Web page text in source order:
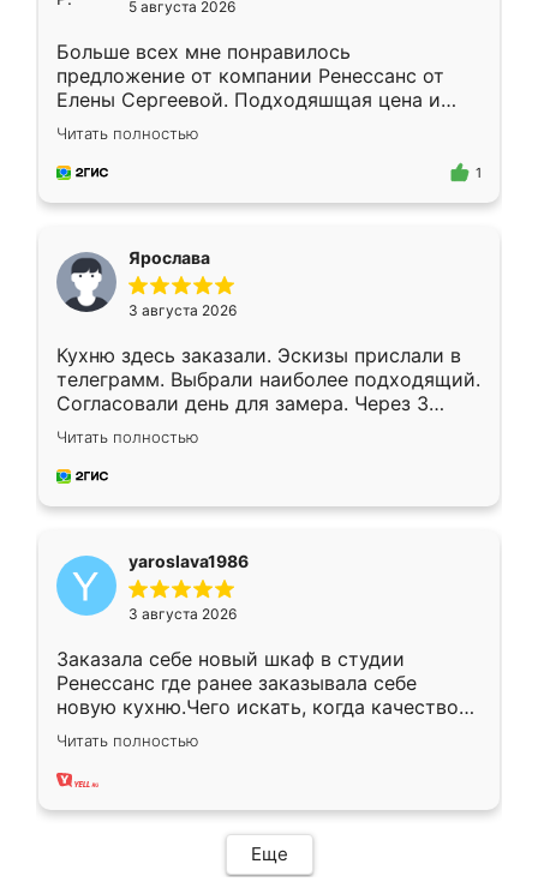
5 августа 2026
Больше всех мне понравилось
предложение от компании Ренессанс от
Елены Сергеевой. Подходяшщая цена и
короткие сроки изготовления. Приехавший
для замера сотрудник Владислав
предложил по моему эскизу самый
Читать полностью
1
Ярослава
3 августа 2026
Кухню здесь заказали. Эскизы прислали в
телеграмм. Выбрали наиболее подходящий.
Согласовали день для замера. Через 3
недели кухня была уже готова. Остались
довольны работой. Спасибо Ренессанс
мебель за качественную работу!
Читать полностью
yaroslava1986
3 августа 2026
Заказала себе новый шкаф в студии
Ренессанс где ранее заказывала себе
новую кухню.Чего искать, когда качеством
вполне довольна. Служит кухня уже почти
два года, нареканий нет.
Читать полностью
Еще